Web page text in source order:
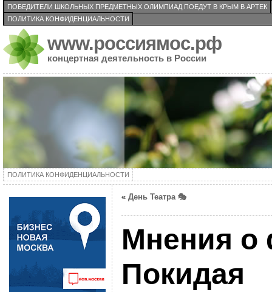
ПОБЕДИТЕЛИ ШКОЛЬНЫХ ПРЕДМЕТНЫХ ОЛИМПИАД ПОЕДУТ В КРЫМ В АРТЕК
ПОЛИТИКА КОНФИДЕНЦИАЛЬНОСТИ
www.россиямос.рф
концертная деятельность в России
ПОЛИТИКА КОНФИДЕНЦИАЛЬНОСТИ
« День Театра 🎭
Мнения
Покидая